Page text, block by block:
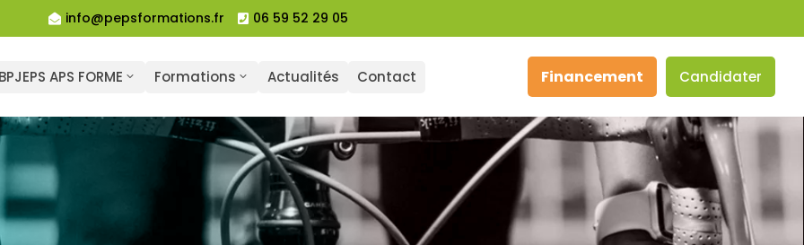
 info@pepsformations.fr  06 59 52 29 05
APS FORME Formations Actualités Contact Financement Candidater